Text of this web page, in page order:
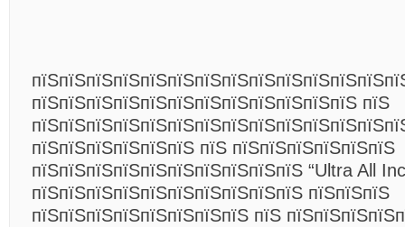
пїЅпїЅпїЅпїЅпїЅпїЅпїЅпїЅпїЅпїЅпїЅпїЅ пїЅ
пїЅпїЅпїЅпїЅпїЅпїЅ пїЅ пїЅпїЅпїЅпїЅпїЅпїЅ
пїЅпїЅпїЅпїЅпїЅпїЅпїЅпїЅпїЅпїЅ “Ultra All
пїЅпїЅпїЅпїЅпїЅпїЅпїЅпїЅпїЅпїЅ пїЅпїЅпїЅ
пїЅпїЅпїЅпїЅпїЅпїЅпїЅпїЅ пїЅ